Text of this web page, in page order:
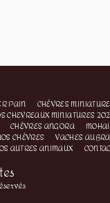
PAIN CHÈVRES
CHEVREAUX MINIATURES
CHÈVRES ANGORA
CHÈVRES VACHES
AUTRES ANIMAUX